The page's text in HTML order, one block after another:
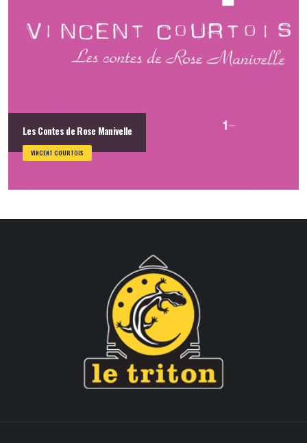
Les Contes de Rose Manivelle
VINCENT COURTOIS